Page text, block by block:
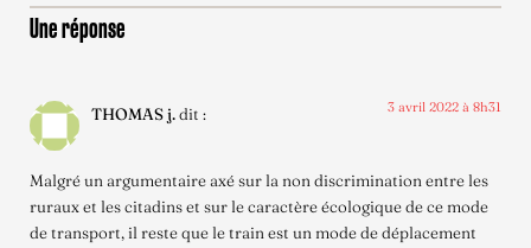
Une réponse
THOMAS j.dit : 3 avril 2022 à 8h31
Malgré un argumentaire axé sur la non discrimination entre les
ruraux et les citadins et sur le caractère écologique de ce mode
de transport, il reste que le train est un mode de déplacement